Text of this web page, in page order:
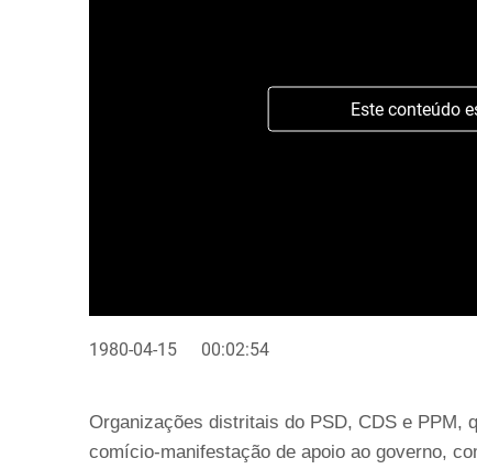
Este conteúdo
1980-04-15 00:02:54
Organizações distritais do PSD, CDS e PPM,
comício-manifestação de apoio ao governo,